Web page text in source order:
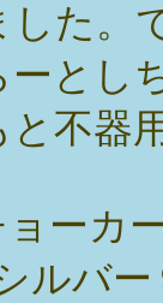
た。
ーとし
不器
ーカ
ルバ